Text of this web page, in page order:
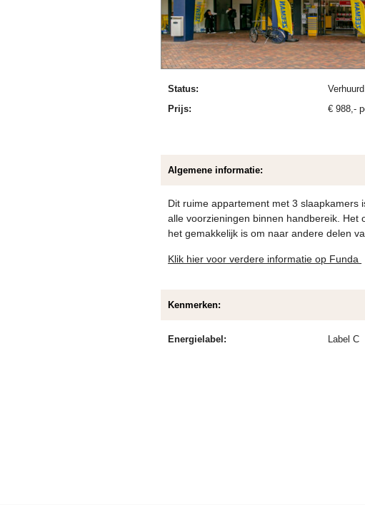
Status:
verhuurd
Prijs:
€988 ,-
Algemene informatie:
Dit ruime appartement met 3 slaapkamers
alle voorzieningen binnen handbereik.
het gemakkelijk is om naar andere delen
Klik hier voor verdere informatie op Funda
Kenmerken:
Energielabel: Label C